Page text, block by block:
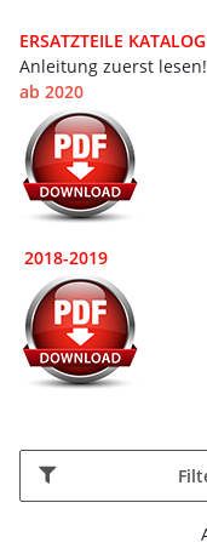
ERSATZTEILE
Anleitung zuerst lesen!
ab 2020
2018-2019